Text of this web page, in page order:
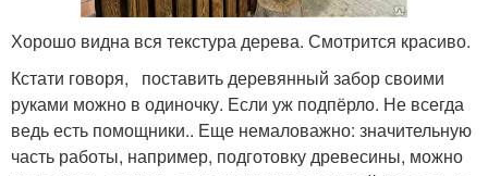
Хорошо видна вся текстура дерева. Смотрится красиво.
Кстати говоря, поставить деревянный забор своими
руками можно в одиночку. Если уж подпёрло. Не всегда
ведь есть помощники.. Еще немаловажно: значительную
часть работы, например, подготовку древесины, можно